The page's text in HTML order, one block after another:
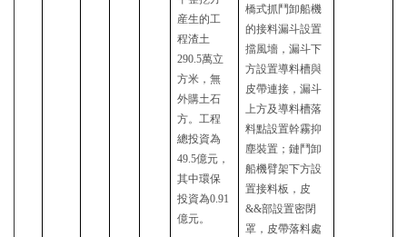
産生的工
程渣土
290.5萬立
方米，無
外購土石
方。工程
總投資為
49.5億元，
其中環保
投資為0.91
億元。
橋式抓鬥卸船機
的接料漏斗設置
擋風墻，漏斗下
方設置導料槽與
皮帶連接，漏斗
上方及導料槽落
料點設置幹霧抑
塵裝置；鏈鬥卸
船機臂架下方設
置接料板，皮
&&部設置密閉
罩，皮帶落料處